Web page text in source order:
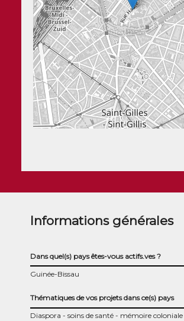
Informations générales
Dans quel(s) pays êtes-vous actifs.ves ?
Guinée-Bissau
Thématiques de vos projets dans ce(s) pays
Diaspora soins de santé
mémoire coloniale